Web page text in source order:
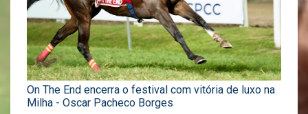
On The End encerra o festival com vitória de luxo na
Milha - Oscar Pacheco Borges